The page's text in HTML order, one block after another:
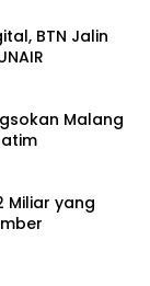
BTN Jalin
Malang
Miliar yang